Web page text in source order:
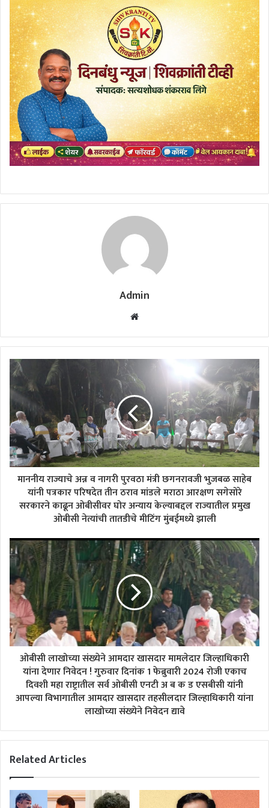
Admin
Website
माननीय राज्याचे अन्न व नागरी पुरवठा मंत्री छगनरावजी भुजबळ साहेब
यांनी पत्रकार परिषदेत तीन ठराव मांडले मराठा आरक्षण सगेसोरे
सरकारने काढून ओबीसीवर घोर अन्याय केल्याबद्दल राज्यातील प्रमुख
ओबीसी नेत्यांची तातडीचे मीटिंग मुंबईमध्ये झाली
ओबीसी लाखोच्या संख्येने आमदार खासदार मामलेदार जिल्हाधिकारी
यांना देणार निवेदन ! गुरुवार दिनांक 1 फेब्रुवारी 2024 रोजी एकाच
दिवशी महा राष्ट्रातील सर्व ओबीसी एनटी अ ब क ड एसबीसी यांनी
आपल्या विभागातील आमदार खासदार तहसीलदार जिल्हाधिकारी यांना
लाखोच्या संख्येने निवेदन द्यावे
Related Articles